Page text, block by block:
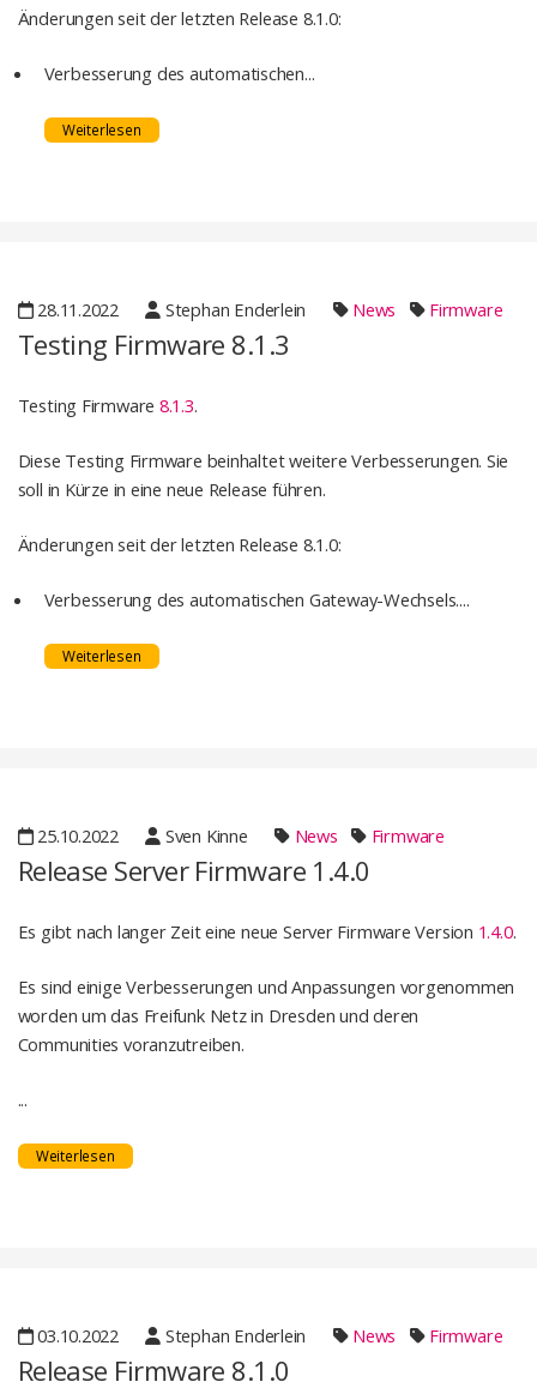
Änderungen seit der letzten Release 8.1.0:
Verbesserung des automatischen...
Weiterlesen
28.11.2022 Stephan Enderlein News Firmware
Testing Firmware 8.1.3
Testing Firmware 8.1.3.
Diese Testing Firmware beinhaltet weitere Verbesserungen. Sie
soll in Kürze in eine neue Release führen.
Änderungen seit der letzten Release 8.1.0:
Verbesserung des automatischen Gateway-Wechsels....
Weiterlesen
25.10.2022 Sven Kinne News Firmware
Release Server Firmware 1.4.0
Es gibt nach langer Zeit eine neue Server Firmware Version 1.4.0.
Es sind einige Verbesserungen und Anpassungen vorgenommen
worden um das Freifunk Netz in Dresden und deren
Communities voranzutreiben.
...
Weiterlesen
03.10.2022 Stephan Enderlein News Firmware
Release Firmware 8.1.0